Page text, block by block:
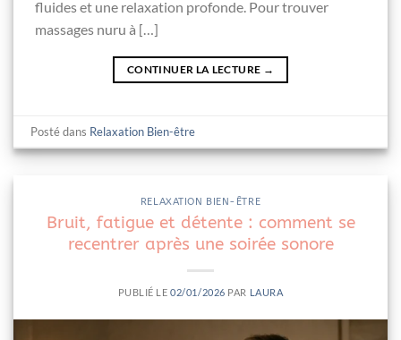
fluides et une relaxation profonde. Pour trouver
massages nuru à […]
CONTINUER LA LECTURE →
Posté dans Relaxation Bien-être
RELAXATION BIEN-ÊTRE
Bruit, fatigue et détente : comment se
recentrer après une soirée sonore
PUBLIÉ LE02/01/2026 PAR LAURA